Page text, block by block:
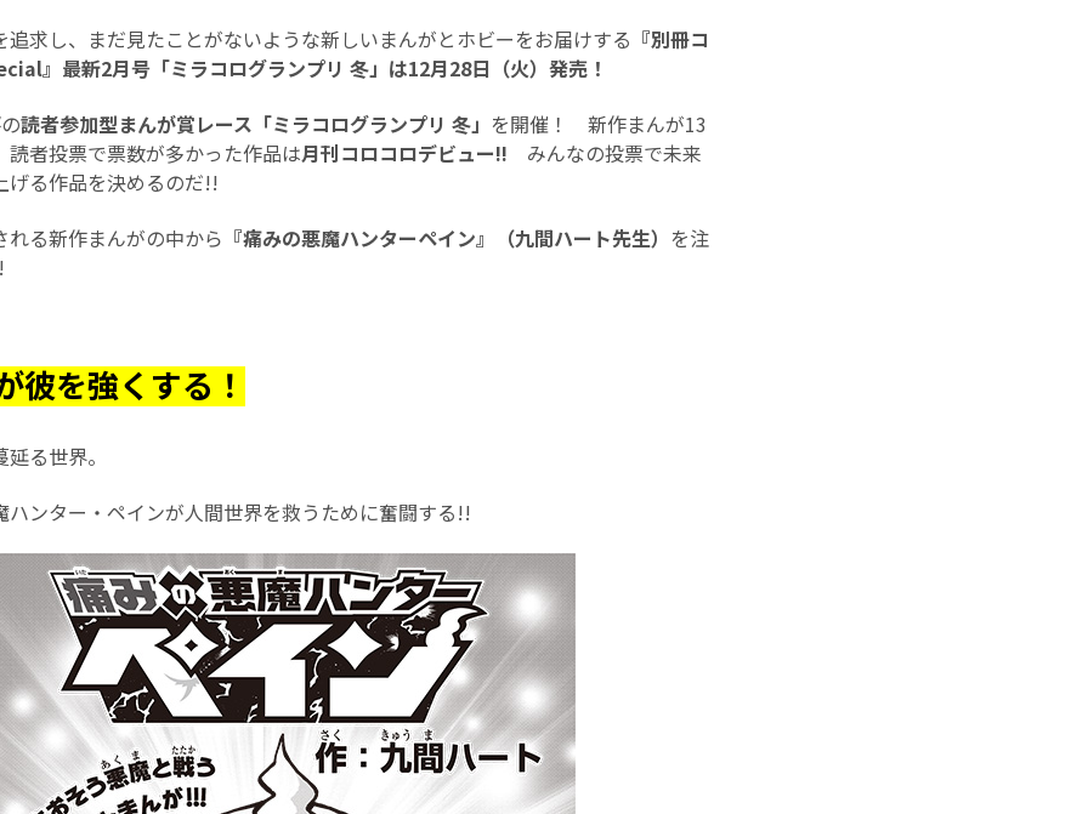
追求し、まだ見たことがないような新しいまんがとホビーをお届けする 『別冊コ
』最新2月号「ミラコログランプリ 冬」は12月28日（火）発売！
読者参加型まんが賞レース「ミラコログランプリ 冬」 を開催！ 新作まんが13
読者投票で票数が多かった作品は月刊コロコロデビュー!! みんなの投票で未来
げる作品を決めるのだ!!
る新作まんがの中から 『痛みの悪魔ハンターペイン』（九間ハート先生） を注
彼を強くする！
る世界。
ハンター・ペインが人間世界を救うために奮闘する!!